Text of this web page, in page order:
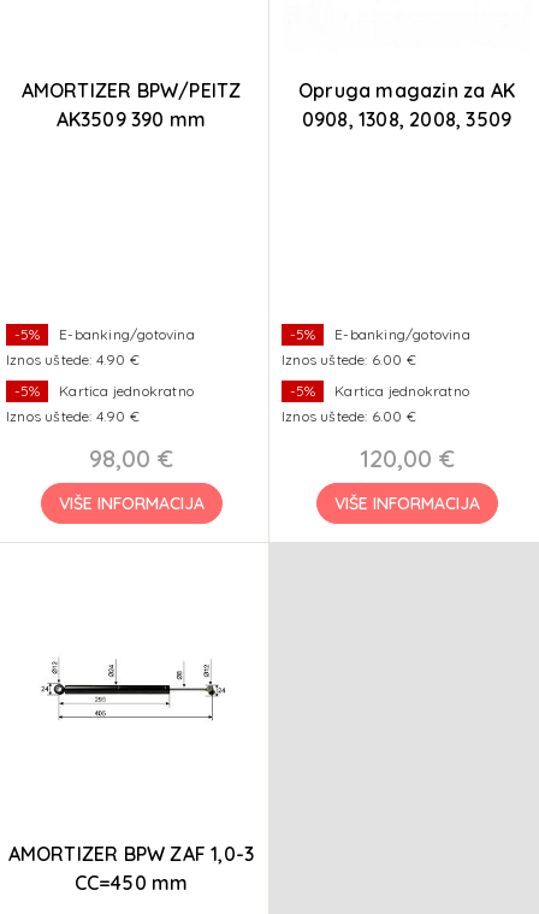
AMORTIZER BPW/PEITZ
AK3509 390 mm
-5%
E-banking/gotovina
Iznos uštede: 4.90 €
-5%
Kartica jednokratno
Iznos uštede: 4.90 €
98,00 €
VIŠE INFORMACIJA
Opruga magazin za AK
0908, 1308, 2008, 3509
-5%
E-banking/gotovina
Iznos uštede: 6.00 €
-5%
Kartica jednokratno
Iznos uštede: 6.00 €
120,00 €
VIŠE INFORMACIJA
AMORTIZER BPW ZAF 1,0-3
CC=450 mm